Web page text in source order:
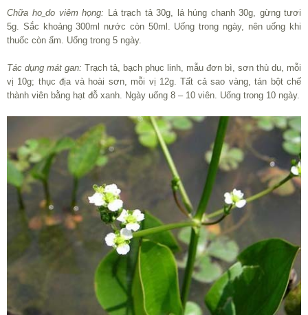
Chữa ho do viêm họng: Lá trạch tả 30g, lá húng chanh 30g, gừng tươi
5g. Sắc khoảng 300ml nước còn 50ml. Uống trong ngày, nên uống khi
thuốc còn ấm. Uống trong 5 ngày.
Tác dụng mát gan: Trạch tả, bạch phục linh, mẫu đơn bì, sơn thù du, mỗi
vị 10g; thục địa và hoài sơn, mỗi vị 12g. Tất cả sao vàng, tán bột chế
thành viên bằng hạt đỗ xanh. Ngày uống 8 – 10 viên. Uống trong 10 ngày.